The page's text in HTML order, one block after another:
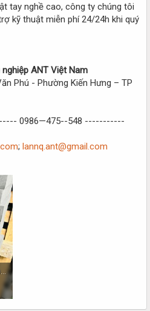
tay nghề cao, công ty chúng tôi
kỹ thuật miễn phí 24/24h khi quý
ANT Việt Nam
Phú - Phường Kiến Hưng – TP
0986—475--548 -----------
; lannq.ant@gmail.com